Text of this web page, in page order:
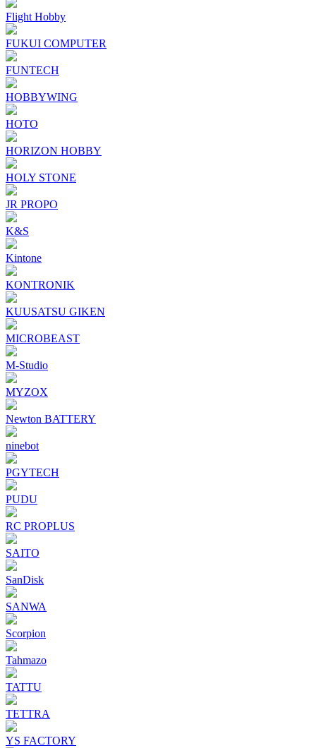
Flight Hobby
FUKUI COMPUTER
FUNTECH
HOBBYWING
HOTO
HORIZON HOBBY
HOLY STONE
JR PROPO
K&S
Kintone
KONTRONIK
KUUSATSU GIKEN
MICROBEAST
M-Studio
MYZOX
Newton BATTERY
ninebot
PGYTECH
PUDU
RC PROPLUS
SAITO
SanDisk
SANWA
Scorpion
Tahmazo
TATTU
TETTRA
YS FACTORY